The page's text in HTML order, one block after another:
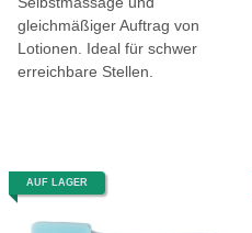
gleichmäßiger Auftrag von
Lotionen. Ideal für schwer
erreichbare Stellen.
AUF LAGER